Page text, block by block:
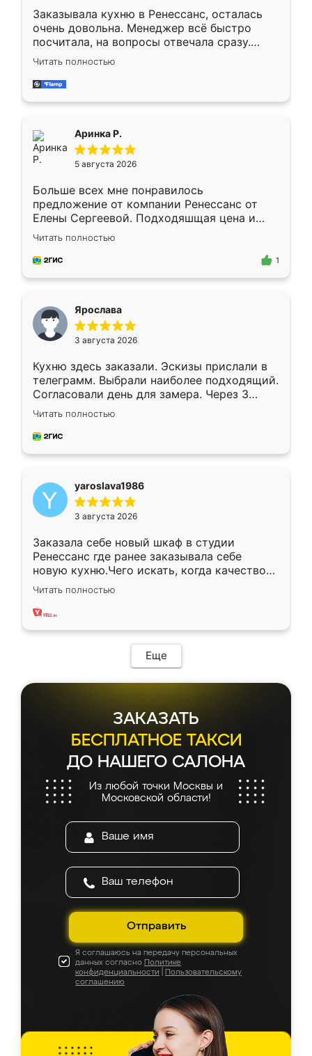
Заказывала кухню в Ренессанс, осталась
очень довольна. Менеджер всё быстро
посчитала, на вопросы отвечала сразу.
Замерщик приехал в субботу, подошёл к
делу со всей ответственностью. Собрали
за день, ребята работали аккуратно, даже
Читать полностью
Аринка Р.
5 августа 2026
Больше всех мне понравилось
предложение от компании Ренессанс от
Елены Сергеевой. Подходяшщая цена и
короткие сроки изготовления. Приехавший
для замера сотрудник Владислав
предложил по моему эскизу самый
Читать полностью
1
Ярослава
3 августа 2026
Кухню здесь заказали. Эскизы прислали в
телеграмм. Выбрали наиболее подходящий.
Согласовали день для замера. Через 3
недели кухня была уже готова. Остались
довольны работой. Спасибо Ренессанс
мебель за качественную работу!
Читать полностью
yaroslava1986
3 августа 2026
Заказала себе новый шкаф в студии
Ренессанс где ранее заказывала себе
новую кухню.Чего искать, когда качеством
вполне довольна. Служит кухня уже почти
два года, нареканий нет.
Читать полностью
Еще
ЗАКАЗАТЬ
БЕСПЛАТНОЕ ТАКСИ
ДО НАШЕГО САЛОНА
Из любой точки Москвы и
Московской области!
Отправить
Я соглашаюсь на передачу персональных
данных согласно Политике
конфиденциальности
Пользовательскому
соглашению